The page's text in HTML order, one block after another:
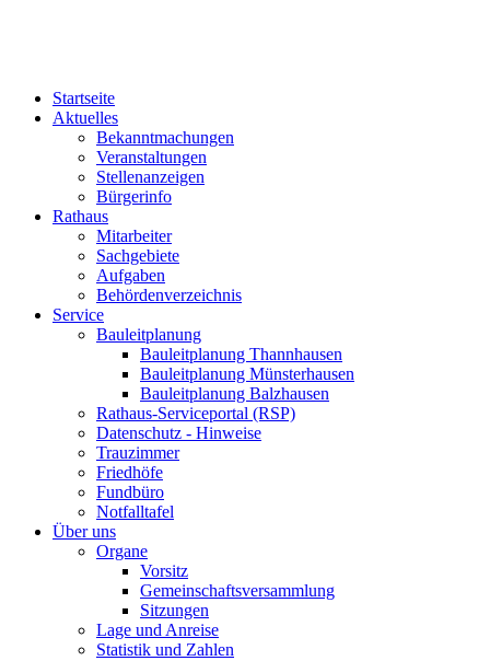
Startseite
Aktuelles
Bekanntmachungen
Veranstaltungen
Stellenanzeigen
Bürgerinfo
Rathaus
Mitarbeiter
Sachgebiete
Aufgaben
Behördenverzeichnis
Service
Bauleitplanung
Bauleitplanung Thannhausen
Bauleitplanung Münsterhausen
Bauleitplanung Balzhausen
Rathaus-Serviceportal (RSP)
Datenschutz - Hinweise
Trauzimmer
Friedhöfe
Fundbüro
Notfalltafel
Über uns
Organe
Vorsitz
Gemeinschaftsversammlung
Sitzungen
Lage und Anreise
Statistik und Zahlen